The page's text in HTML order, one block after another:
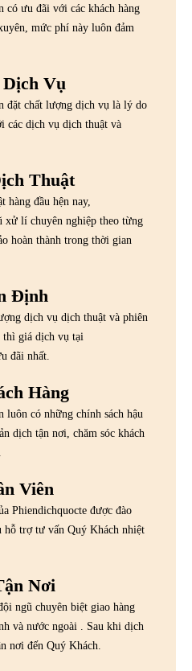
có ưu đãi với các khách hàng
mức phí này luôn đảm
Vụ
đặt chất lượng dịch vụ là lý do
các dịch vụ dịch thuật và
Thuật
hàng đầu hện nay,
xử lí chuyên nghiệp theo từng
hoàn thành trong thời gian
Định
dịch vụ dịch thuật và phiên
thì giá dịch vụ tại
đãi nhất.
Hàng
luôn có những chính sách hậu
dịch tận nơi, chăm sóc khách
Viên
Phiendichquocte được đào
hỗ trợ tư vấn Quý Khách nhiệt
Nơi
ngũ chuyên biệt giao hàng
và nước ngoài . Sau khi dịch
nơi đến Quý Khách.